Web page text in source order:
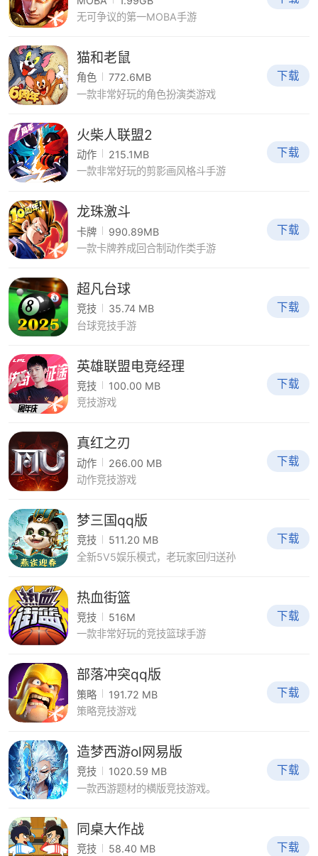
无可争议的第一MOBA手游
猫和老鼠
角色
772.6MB
一款非常好玩的角色扮演类游戏
下载
火柴人联盟2
动作
215.1MB
一款非常好玩的剪影画风格斗手游
下载
龙珠激斗
卡牌
990.89MB
一款卡牌养成回合制动作类手游
下载
超凡台球
竞技
35.74 MB
台球竞技手游
下载
英雄联盟电竞经理
竞技
100.00 MB
竞技游戏
下载
真红之刃
动作
266.00 MB
动作竞技游戏
下载
梦三国qq版
竞技
511.20 MB
全新5V5娱乐模式，老玩家回归送孙
下载
热血街篮
竞技
516M
一款非常好玩的竞技篮球手游
下载
部落冲突qq版
策略
191.72 MB
策略竞技游戏
下载
造梦西游ol网易版
竞技
1020.59 MB
一款西游题材的横版竞技游戏。
下载
同桌大作战
竞技
58.40 MB
下载